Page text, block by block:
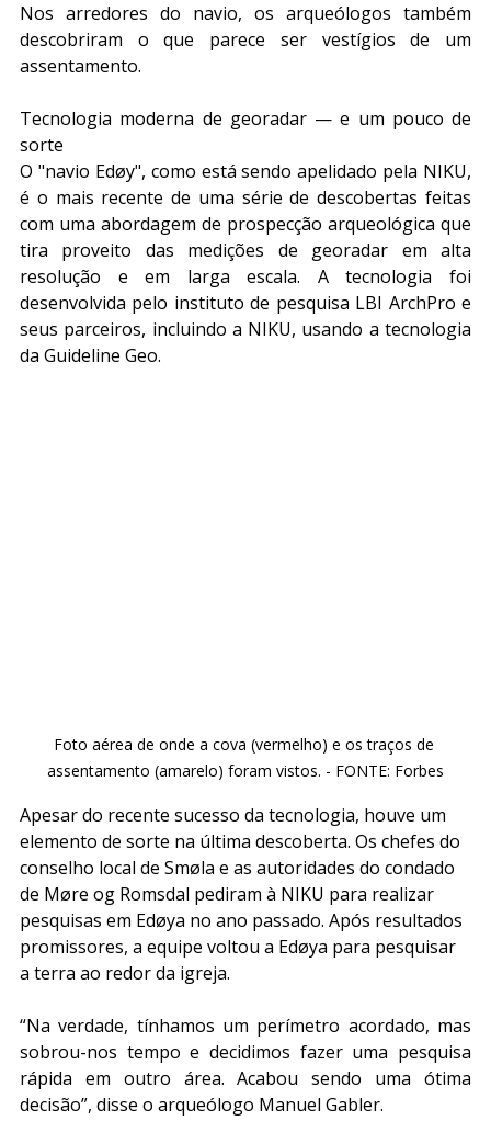
Nos arredores do navio, os arqueólogos também
descobriram o que parece ser vestígios de um
assentamento.
Tecnologia moderna de georadar — e um pouco de
sorte
O "navio Edøy", como está sendo apelidado pela NIKU,
é o mais recente de uma série de descobertas feitas
com uma abordagem de prospecção arqueológica que
tira proveito das medições de georadar em alta
resolução e em larga escala. A tecnologia foi
desenvolvida pelo instituto de pesquisa LBI ArchPro e
seus parceiros, incluindo a NIKU, usando a tecnologia
da Guideline Geo.
Foto aérea de onde a cova (vermelho) e os traços de
assentamento (amarelo) foram vistos. - FONTE: Forbes
Apesar do recente sucesso da tecnologia, houve um
elemento de sorte na última descoberta. Os chefes do
conselho local de Smøla e as autoridades do condado
de Møre og Romsdal pediram à NIKU para realizar
pesquisas em Edøya no ano passado. Após resultados
promissores, a equipe voltou a Edøya para pesquisar
a terra ao redor da igreja.
“Na verdade, tínhamos um perímetro acordado, mas
sobrou-nos tempo e decidimos fazer uma pesquisa
rápida em outro área. Acabou sendo uma ótima
decisão”, disse o arqueólogo Manuel Gabler.